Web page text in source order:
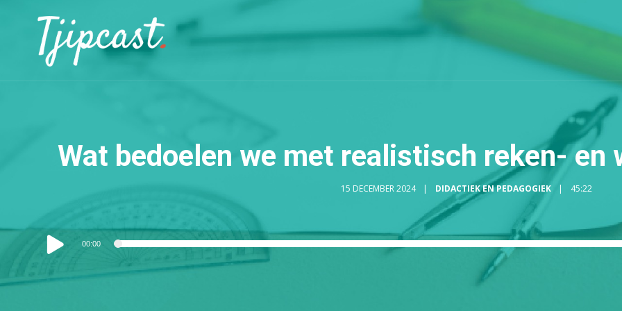
Wat bedoelen we met realistisch reken- en
15 DECEMBER 2024 DIDACTIEK EN PEDAGOGIEK 45:22
Audiospeler
00:00